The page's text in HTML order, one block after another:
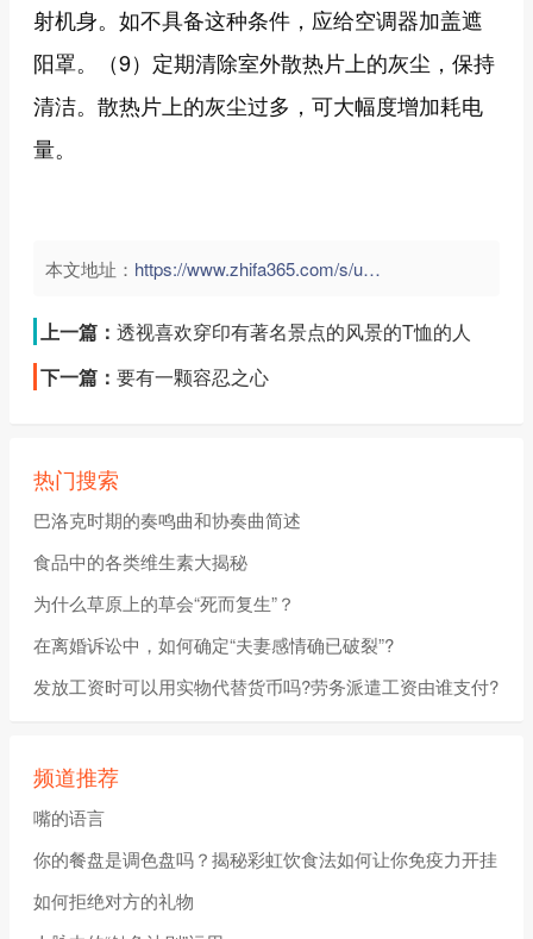
射机身。如不具备这种条件，应给空调器加盖遮
阳罩。（9）定期清除室外散热片上的灰尘，保持
清洁。散热片上的灰尘过多，可大幅度增加耗电
量。
本文地址： https://www.zhifa365.com/s/upchaAnDZYszV3Nf">
上一篇： 透视喜欢穿印有著名景点的风景的T恤的人
下一篇： 要有一颗容忍之心
热门搜索
巴洛克时期的奏鸣曲和协奏曲简述
食品中的各类维生素大揭秘
为什么草原上的草会“死而复生”？
在离婚诉讼中，如何确定“夫妻感情确已破裂”?
发放工资时可以用实物代替货币吗?劳务派遣工资由谁支付?
频道推荐
嘴的语言
你的餐盘是调色盘吗？揭秘彩虹饮食法如何让你免疫力开挂
如何拒绝对方的礼物